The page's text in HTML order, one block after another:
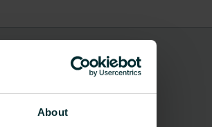
About